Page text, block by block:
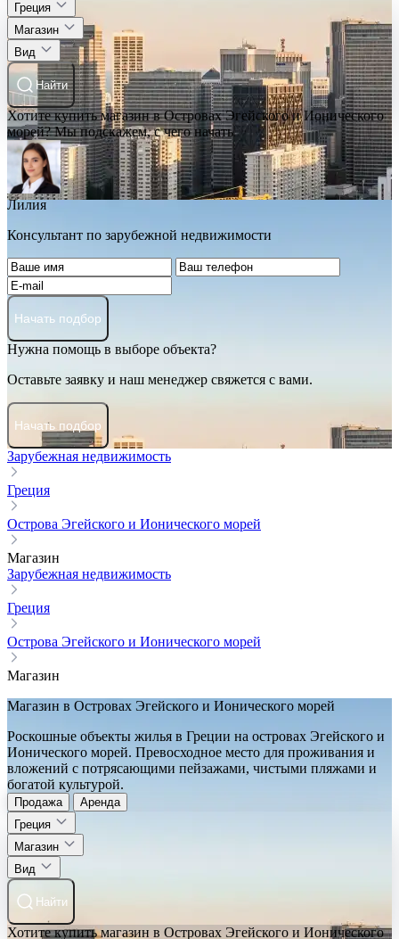
Греция
Магазин
Вид
Найти
Хотите купить магазин в Островах Эгейского и Ионического
морей? Мы подскажем, с чего начать
Лилия
Консультант по зарубежной недвижимости
Начать подбор
Нужна помощь в выборе объекта?
Оставьте заявку и наш менеджер свяжется с вами.
Начать подбор
Зарубежная недвижимость
Греция
Острова Эгейского и Ионического морей
Магазин
Зарубежная недвижимость
Греция
Острова Эгейского и Ионического морей
Магазин
Магазин в Островах Эгейского и Ионического морей
Роскошные объекты жилья в Греции на островах Эгейского и
Ионического морей. Превосходное место для проживания и
вложений с потрясающими пейзажами, чистыми пляжами и
богатой культурой.
Продажа
Аренда
Греция
Магазин
Вид
Найти
Хотите купить магазин в Островах Эгейского и Ионического